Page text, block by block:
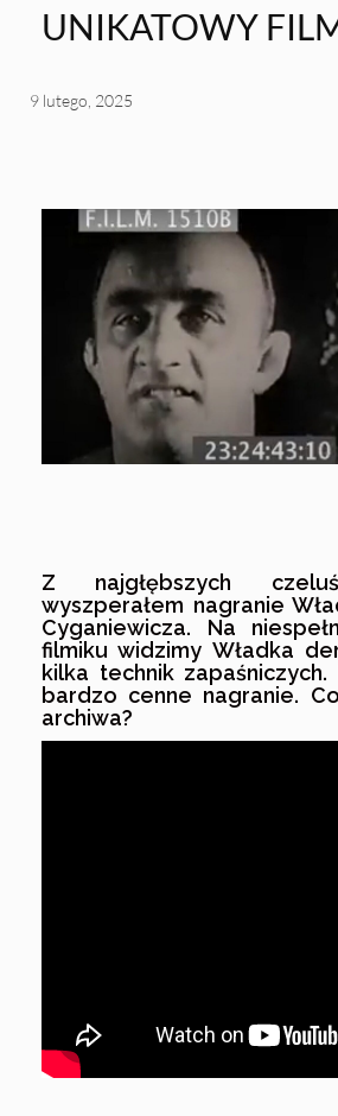
UNIKATOWY
9 lutego, 2025
Z najgłębszych
wyszperałem nagranie
Cyganiewicza. Na
filmiku widzimy Władka
kilka technik
bardzo cenne nagranie.
archiwa?